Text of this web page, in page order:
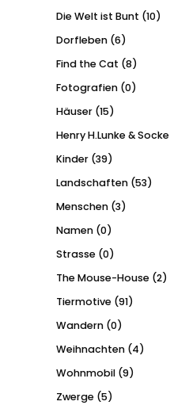
Die Welt ist Bunt (10)
Dorfleben (6)
Find the Cat (8)
Fotografien (0)
Häuser (15)
Henry H.Lunke & Socke
Kinder (39)
Landschaften (53)
Menschen (3)
Namen (0)
Strasse (0)
The Mouse-House (2)
Tiermotive (91)
Wandern (0)
Weihnachten (4)
Wohnmobil (9)
Zwerge (5)